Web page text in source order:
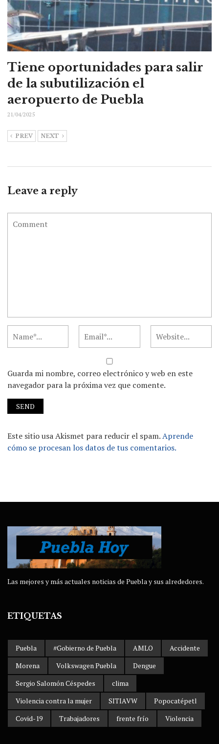
Tiene oportunidades para salir
de la subutilización el
aeropuerto de Puebla
21/04/2025
PREV NEXT
Leave a reply
Guarda mi nombre, correo electrónico y web en este
navegador para la próxima vez que comente.
Este sitio usa Akismet para reducir el spam.Aprende
cómo se procesan los datos de tus comentarios.
Las mejores y más actuales noticias de Puebla y sus alrededores.
ETIQUETAS
Puebla #Gobierno de Puebla AMLO
Accidente
Morena
Volkswagen Puebla
Dengue
Sergio Salomón Céspedes
clima
Violencia contra la mujer
SITIAVW
Popocatépetl
Covid-19
Trabajadores frente frío Violencia